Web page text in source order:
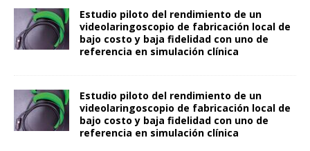
Estudio piloto del rendimiento de un
videolaringoscopio de fabricación local de
bajo costo y baja fidelidad con uno de
referencia en simulación clínica
Estudio piloto del rendimiento de un
videolaringoscopio de fabricación local de
bajo costo y baja fidelidad con uno de
referencia en simulación clínica